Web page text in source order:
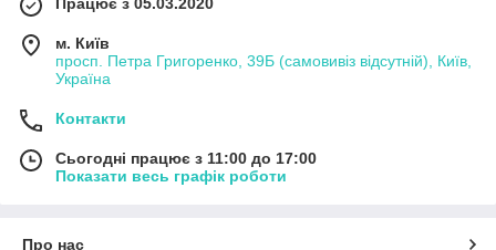
м. Київ
просп. Петра Григоренко, 39Б (самовивіз відсутній), Київ,
Україна
Контакти
Сьогодні працює з 11:00 до 17:00
Показати весь графік роботи
Про нас